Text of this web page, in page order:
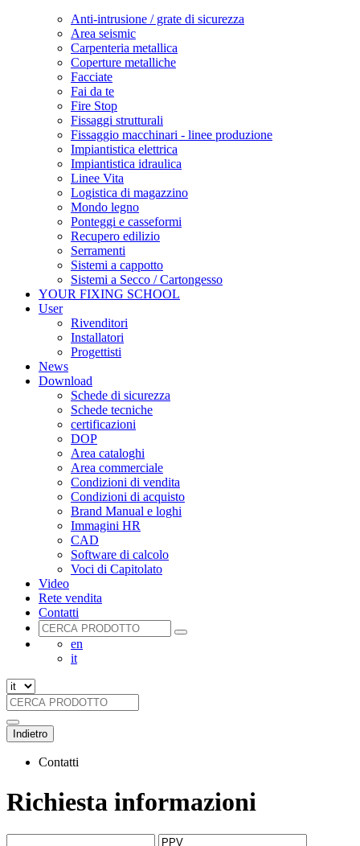
Anti-intrusione / grate di sicurezza
Area seismic
Carpenteria metallica
Coperture metalliche
Facciate
Fai da te
Fire Stop
Fissaggi strutturali
Fissaggio macchinari - linee produzione
Impiantistica elettrica
Impiantistica idraulica
Linee Vita
Logistica di magazzino
Mondo legno
Ponteggi e casseformi
Recupero edilizio
Serramenti
Sistemi a cappotto
Sistemi a Secco / Cartongesso
YOUR FIXING SCHOOL
User
Rivenditori
Installatori
Progettisti
News
Download
Schede di sicurezza
Schede tecniche
certificazioni
DOP
Area cataloghi
Area commerciale
Condizioni di vendita
Condizioni di acquisto
Brand Manual e loghi
Immagini HR
CAD
Software di calcolo
Voci di Capitolato
Video
Rete vendita
Contatti
en
it
Indietro
Contatti
Richiesta informazioni